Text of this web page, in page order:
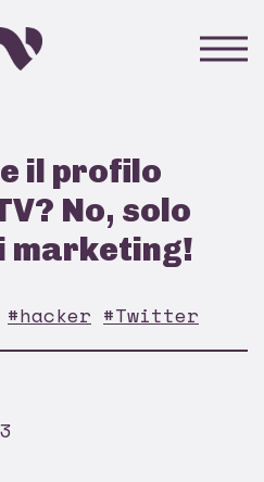
il profilo
No, solo
marketing!
#hacker #Twitter